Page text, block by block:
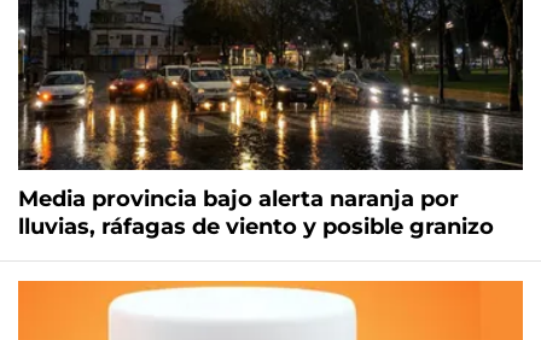
Media provincia bajo alerta naranja por
lluvias, ráfagas de viento y posible granizo